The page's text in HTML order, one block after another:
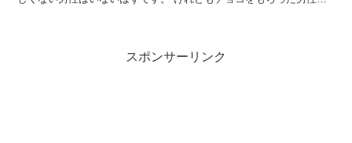
スポンサーリンク